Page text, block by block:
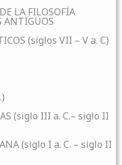
LA FILOSOFÍA
ANTIGUOS
(siglos VII – V a. C)
(siglo III a. C.– siglo II
(siglo I a. C. – siglo II